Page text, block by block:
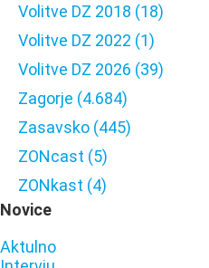
Volitve DZ 2018 (18)
Volitve DZ 2022 (1)
Volitve DZ 2026 (39)
Zagorje (4.684)
Zasavsko (445)
ZONcast (5)
ZONkast (4)
Novice
Aktulno